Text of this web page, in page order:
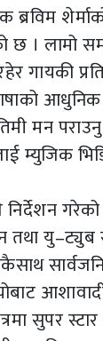
ब्रविम
छ । लामो
गायकी
आधुनिक
मन
म्युजिक
तथा
सुपर